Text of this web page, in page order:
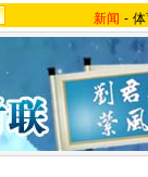
新闻 -